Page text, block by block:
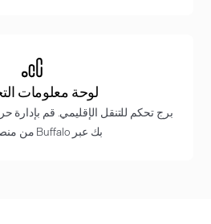
لوحة معلومات
برج تحكم للتنقل الإقليمي. قم بإدارة
بك عبر Buffalo من منصة واحدة.